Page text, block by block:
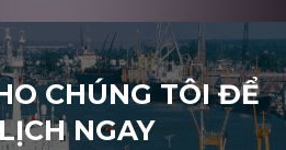
CHÚNG TÔI ĐỂ
NGAY